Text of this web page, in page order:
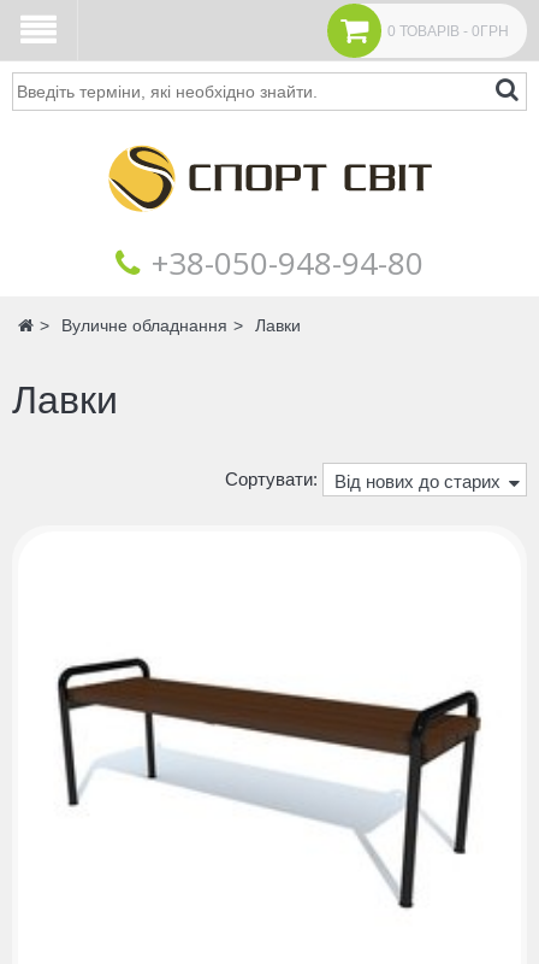
0 ТОВАРІВ - 0ГРН
Пошук
+38‎‎-050-948-94-80
Головна
Вуличне обладнання Лавки
Лавки
Сортувати:
Від нових до старих